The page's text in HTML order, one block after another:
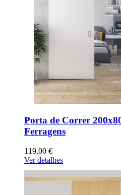
Porta de Correr
Ferragens
119,00 €
Ver detalhes